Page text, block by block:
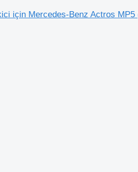
için Mercedes-Benz Actros MP5